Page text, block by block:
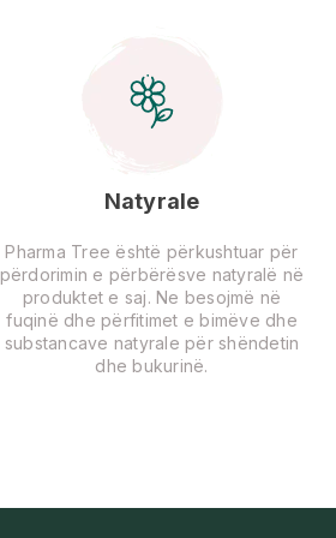
Natyrale
Pharma Tree është përkushtuar për
përdorimin e përbërësve natyralë në
produktet e saj. Ne besojmë në
fuqinë dhe përfitimet e bimëve dhe
substancave natyrale për shëndetin
dhe bukurinë.